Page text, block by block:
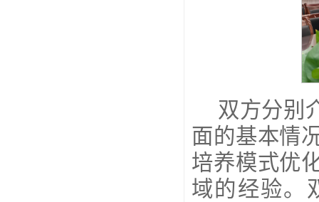
双方分别
面的基本情
培养模式优
域的经验。